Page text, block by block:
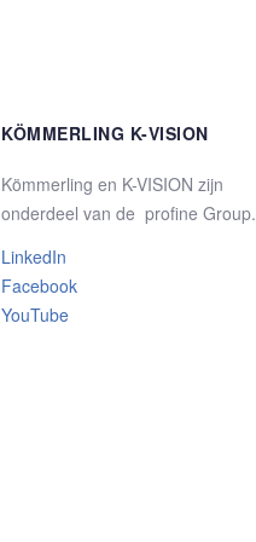
KÖMMERLING K-VISION
Kömmerling en K-VISION zijn
onderdeel van de profine Group.
LinkedIn
Facebook
YouTube